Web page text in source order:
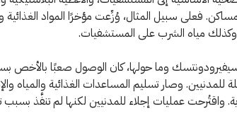
فعلى سبيل المثال، وُزِّعت مؤخرًا المواد
وكذلك مياه الشرب على المستشفيات.
وما حولها، كان الوصول صعبًا بالأخص
للمدنيين. وصار تسليم المساعدات الغذائية والمياه
واقتُرحت عمليات إجلاء للمدنيين لكنها لم تنفَّذ بسبب